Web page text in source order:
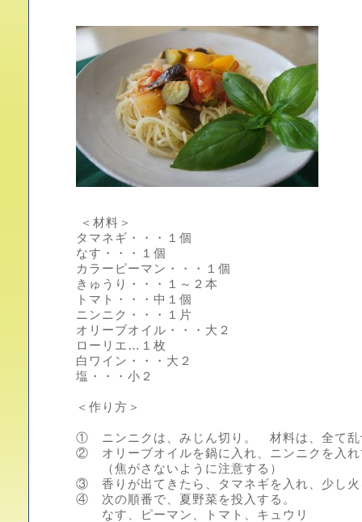
＜材料＞
タマネギ・・・１個
なす・・・１個
カラーピーマン・・・１個
きゅうり・・・１～２本
トマト・・・中１個
ニンニク・・・１片
オリーブオイル・・・大２
ローリエ…１枚
白ワイン・・・大２
塩・・・小２
＜作り方＞
① ニンニクは、みじん切り。 材料は、全て乱
② オリーブオイルを鍋に入れ、ニンニクを入れ
（焦がさないように注意する）
③ 香りが出てきたら、タマネギを入れ、少し火
④ 次の順番で、夏野菜を投入する。
なす、ピーマン、トマト、キュウリ